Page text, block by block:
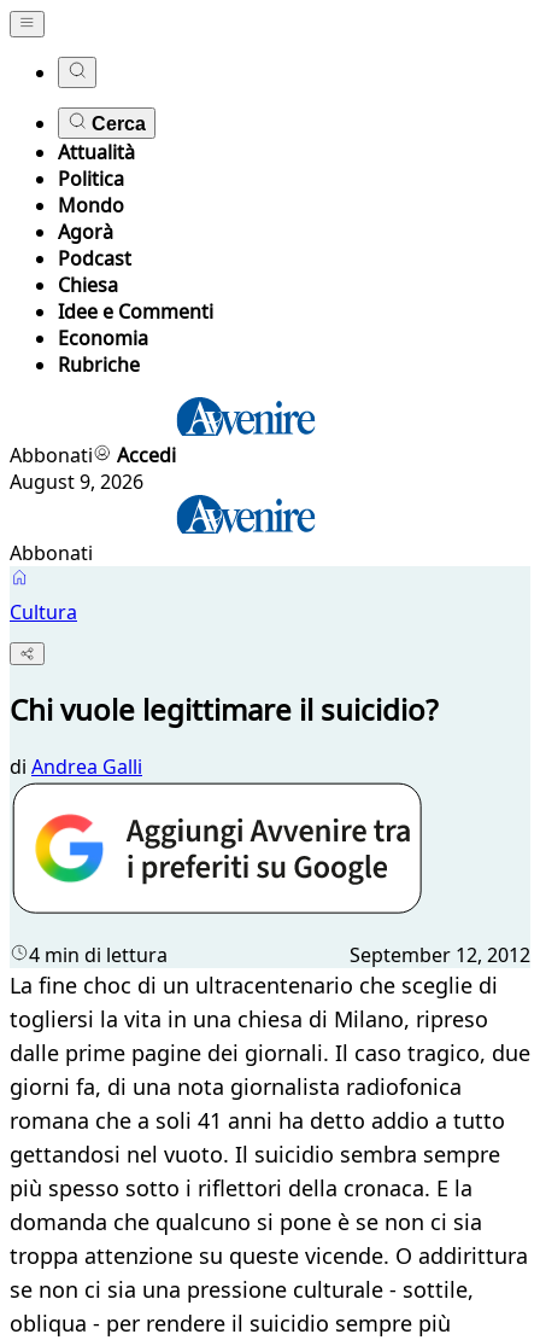
Cerca
Attualità
Politica
Mondo
Agorà
Podcast
Chiesa
Idee e Commenti
Economia
Rubriche
Abbonati
Accedi
August 9, 2026
Abbonati
Cultura
Chi vuole legittimare il suicidio?
di Andrea Galli
4 min di lettura September 12, 2012
La fine choc di un ultracentenario che sceglie di
togliersi la vita in una chiesa di Milano, ripreso
dalle prime pagine dei giornali. Il caso tragico, due
giorni fa, di una nota giornalista radiofonica
romana che a soli 41 anni ha detto addio a tutto
gettandosi nel vuoto. Il suicidio sembra sempre
più spesso sotto i riflettori della cronaca. E la
domanda che qualcuno si pone è se non ci sia
troppa attenzione su queste vicende. O addirittura
se non ci sia una pressione culturale - sottile,
obliqua - per rendere il suicidio sempre più